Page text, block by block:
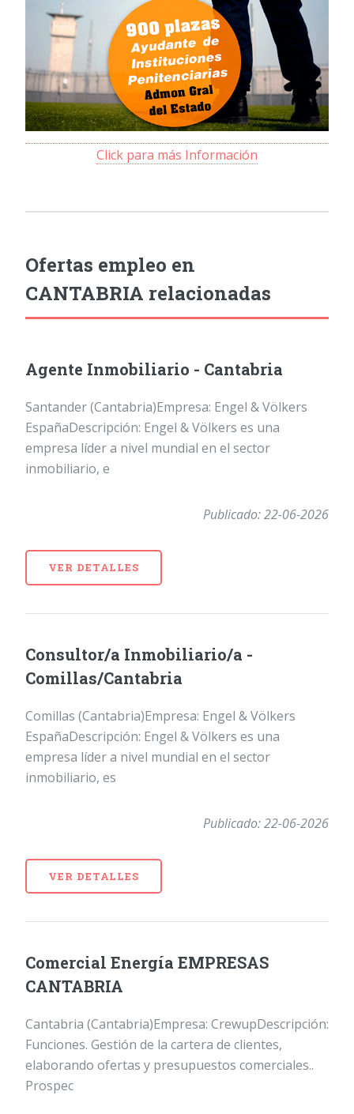
Click para más Información
Ofertas empleo en
CANTABRIA relacionadas
Agente Inmobiliario - Cantabria
Santander (Cantabria)Empresa: Engel & Völkers
EspañaDescripción: Engel & Völkers es una
empresa líder a nivel mundial en el sector
inmobiliario, e
Publicado: 22-06-2026
VER DETALLES
Consultor/a Inmobiliario/a -
Comillas/Cantabria
Comillas (Cantabria)Empresa: Engel & Völkers
EspañaDescripción: Engel & Völkers es una
empresa líder a nivel mundial en el sector
inmobiliario, es
Publicado: 22-06-2026
VER DETALLES
Comercial Energía EMPRESAS
CANTABRIA
Cantabria (Cantabria)Empresa: CrewupDescripción:
Funciones. Gestión de la cartera de clientes,
elaborando ofertas y presupuestos comerciales..
Prospec